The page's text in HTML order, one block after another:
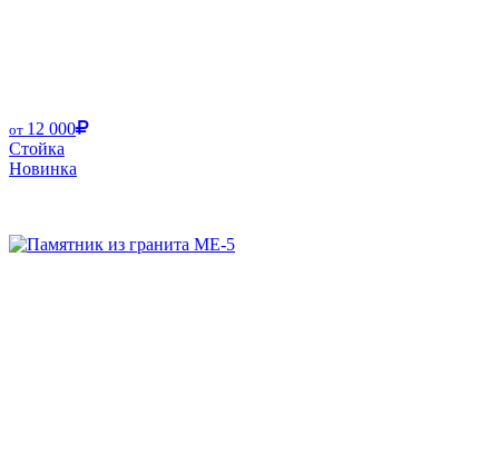
от 12 000
Стойка
Новинка